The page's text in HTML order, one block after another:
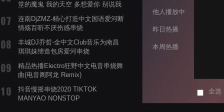
堂的魔鬼 我的天空 多想爱你 别说我
连南DjZMZ-精心打造中文国语爱河断
情殇百听不厌伤感串烧
丰城DJ乔哲-全中文Club音乐为南昌
琪琪妹缔造包房爱河串烧
精品热播Electro狂野中文电音串烧舞
曲(电音阁阿龙 Remix)
抖音慢摇串烧2020 TIKTOK
MANYAO NONSTOP
他人播放中
昨日热播
本周热播
全选